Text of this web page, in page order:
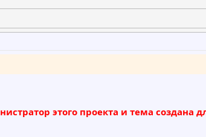
этого проекта и тема создана